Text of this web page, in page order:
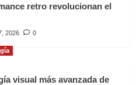
retro revolucionan el
2026 0
visual más avanzada de